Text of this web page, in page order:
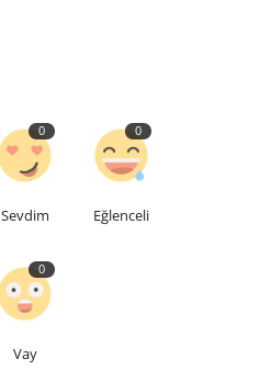
0
Sevdim
0
Eğlenceli
0
Vay